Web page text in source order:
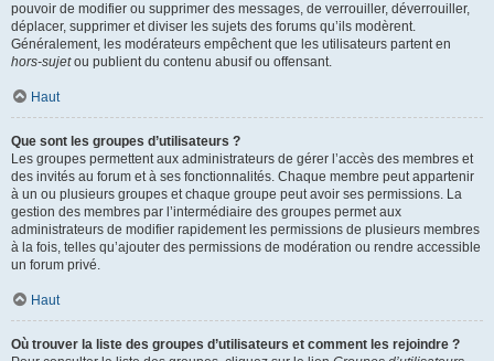
pouvoir de modifier ou supprimer des messages, de verrouiller, déverrouiller,
déplacer, supprimer et diviser les sujets des forums qu’ils modèrent.
Généralement, les modérateurs empêchent que les utilisateurs partent en
hors-sujetou publient du contenu abusif ou offensant.
Haut
Que sont les groupes d’utilisateurs ?
Les groupes permettent aux administrateurs de gérer l’accès des membres et
des invités au forum et à ses fonctionnalités. Chaque membre peut appartenir
à un ou plusieurs groupes et chaque groupe peut avoir ses permissions. La
gestion des membres par l’intermédiaire des groupes permet aux
administrateurs de modifier rapidement les permissions de plusieurs membres
à la fois, telles qu’ajouter des permissions de modération ou rendre accessible
un forum privé.
Haut
Où trouver la liste des groupes d’utilisateurs et comment les rejoindre ?